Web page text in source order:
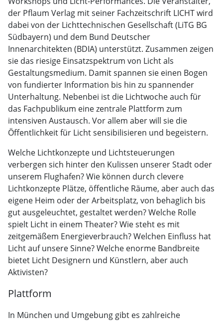
der Pflaum Verlag mit seiner Fachzeitschrift LICHT wird
dabei von der Lichttechnischen Gesellschaft (LiTG BG
Südbayern) und dem Bund Deutscher
Innenarchitekten (BDIA) unterstützt. Zusammen zeigen
sie das riesige Einsatzspektrum von Licht als
Gestaltungsmedium. Damit spannen sie einen Bogen
von fundierter Information bis hin zu spannender
Unterhaltung. Nebenbei ist die Lichtwoche auch für
das Fachpublikum eine zentrale Plattform zum
intensiven Austausch. Vor allem aber will sie die
Öffentlichkeit für Licht sensibilisieren und begeistern.
Welche Lichtkonzepte und Lichtsteuerungen
verbergen sich hinter den Kulissen unserer Stadt oder
unserem Flughafen? Wie können durch clevere
Lichtkonzepte Plätze, öffentliche Räume, aber auch das
eigene Heim oder der Arbeitsplatz, von behaglich bis
gut ausgeleuchtet, gestaltet werden? Welche Rolle
spielt Licht in einem Theater? Wie steht es mit
zeitgemäßem Energieverbrauch? Welchen Einfluss hat
Licht auf unsere Sinne? Welche enorme Bandbreite
bietet Licht Designern und Künstlern, aber auch
Aktivisten?
Plattform
In München und Umgebung gibt es zahlreiche